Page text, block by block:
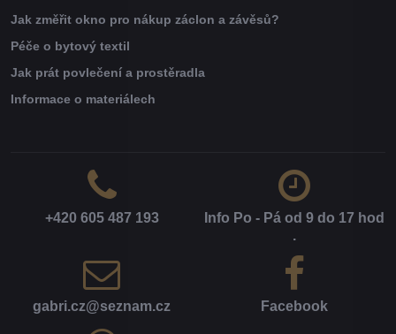
Jak změřit okno pro nákup záclon a závěsů?
Péče o bytový textil
Jak prát povlečení a prostěradla
Informace o materiálech
+420 605 487 193
Info Po - Pá od 9 do 17 hod​
.
gabri​.cz​@seznam​.cz Facebook